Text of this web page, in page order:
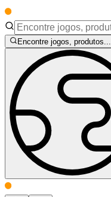
Encontre jogos, produtos...